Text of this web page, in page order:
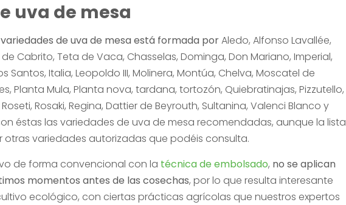
uva de mesa
de uva de mesa está formada porAledo, Alfonso Lavallée,
Cabrito, Teta de Vaca, Chasselas, Dominga, Don Mariano, Imperial,
Santos, Italia, Leopoldo III, Molinera, Montúa, Chelva, Moscatel de
Planta Mula, Planta nova, tardana, tortozón, Quiebratinajas, Pizzutello,
Rosaki, Regina, Dattier de Beyrouth, Sultanina, Valenci Blanco y
éstas las variedades de uva de mesa recomendadas, aunque la lista
variedades autorizadas que podéis consulta.
de forma convencional con la técnica de embolsado, no se aplican
momentos antes de las cosechas, por lo que resulta interesante
ecológico, con ciertas prácticas agrícolas que nuestros expertos